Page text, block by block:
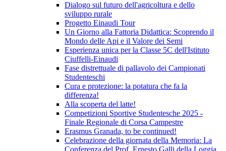
Dialogo sul futuro dell'agricoltura e dello
sviluppo rurale
Progetto Einaudi Tour
Un Giorno alla Fattoria Didattica: Scoprendo il
Mondo delle Api e il Valore dei Semi
Esperienza unica per la Classe 5C dell'Istituto
Ciuffelli-Einaudi
Fase distrettuale di pallavolo dei Campionati
Studenteschi
Cura e protezione: la potatura che fa la
differenza!
Alla scoperta del latte!
Competizioni Sportive Studentesche 2025 -
Finale Regionale di Corsa Campestre
Erasmus Granada, to be continued!
Celebrazione della giornata della Memoria: La